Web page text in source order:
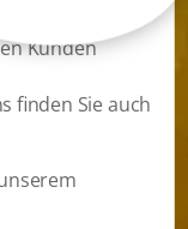
Olivenöl,
Kunden
finden Sie auch